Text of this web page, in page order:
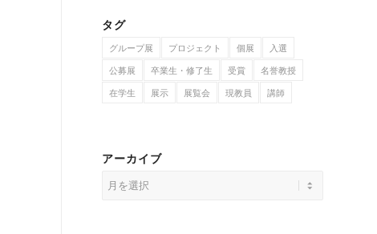
タグ
グループ展 プロジェクト 個展
入選
公募展
卒業生・修了生 受賞
名誉教授
在学生
展示 展覧会 現教員 講師
アーカイブ